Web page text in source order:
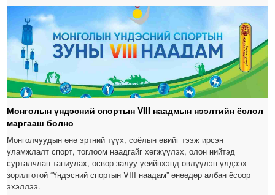
Монголын үндэсний спортын VIII наадмын нээлтийн ёслол
маргааш болно
Монголчуудын өнө эртний түүх, соёлын өвийг тээж ирсэн
уламжлалт спорт, тоглоом наадгайг хөгжүүлэх, олон нийтэд
сурталчлан таниулах, өсвөр залуу үеийнхэнд өвлүүлэн үлдээх
зорилготой “Үндэсний спортын VIII наадам” өнөөдөр албан ёсоор
эхэллээ.